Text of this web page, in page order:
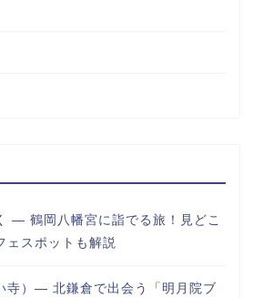
― 鶴岡八幡宮に詣でる旅！見どこ
ェスポットも解説
寺）― 北鎌倉で出会う「明月院ブ